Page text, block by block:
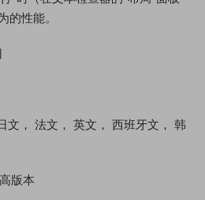
的性能。
文， 法文， 英文， 西班牙文， 韩
版本